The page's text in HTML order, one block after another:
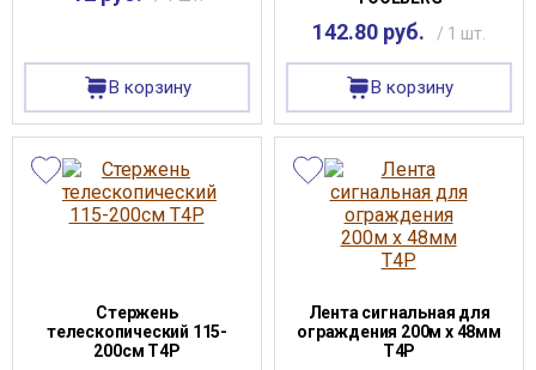
В корзину
142.80 руб. / 1 шт.
В корзину
Стержень
телескопический 115-
200см T4P
Лента сигнальная для
ограждения 200м х 48мм
Т4Р